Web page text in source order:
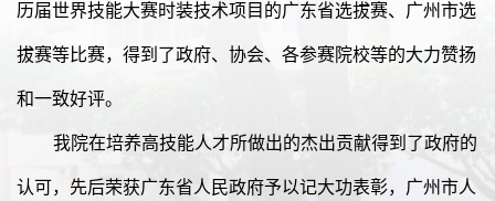
历届世界技能大赛时装技术项目的广东省选拔赛、广州市选
拔赛等比赛，得到了政府、协会、各参赛院校等的大力赞扬
和一致好评。
我院在培养高技能人才所做出的杰出贡献得到了政府的
认可，先后荣获广东省人民政府予以记大功表彰，广州市人